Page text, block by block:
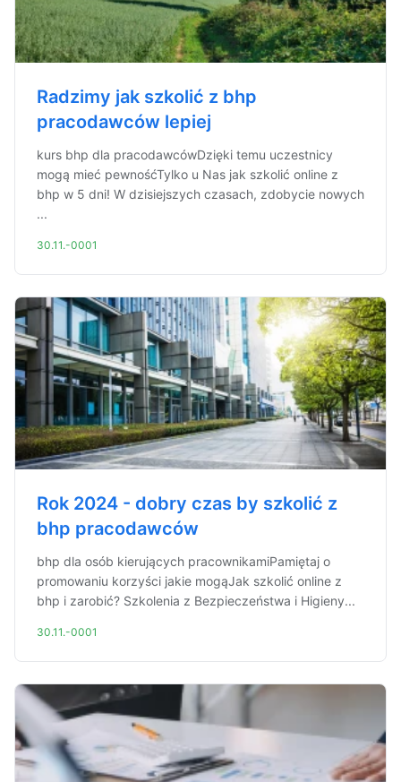
Radzimy jak szkolić z bhp
pracodawców lepiej
kurs bhp dla pracodawcówDzięki temu uczestnicy
mogą mieć pewnośćTylko u Nas jak szkolić online z
bhp w 5 dni! W dzisiejszych czasach, zdobycie nowych
...
30.11.-0001
Rok 2024 - dobry czas by szkolić z
bhp pracodawców
bhp dla osób kierujących pracownikamiPamiętaj o
promowaniu korzyści jakie mogąJak szkolić online z
bhp i zarobić? Szkolenia z Bezpieczeństwa i Higieny...
30.11.-0001